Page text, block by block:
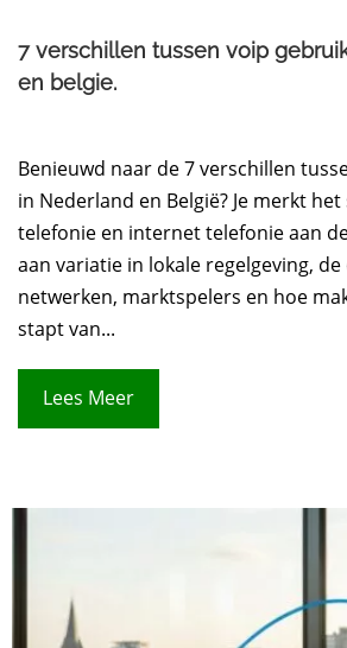
7 verschillen tussen voip
en belgie.
Benieuwd naar de 7 verschillen
in Nederland en België? Je merkt
telefonie en internet telefonie aan
aan variatie in lokale regelgeving, de
netwerken, marktspelers en hoe
stapt van...
Lees Meer